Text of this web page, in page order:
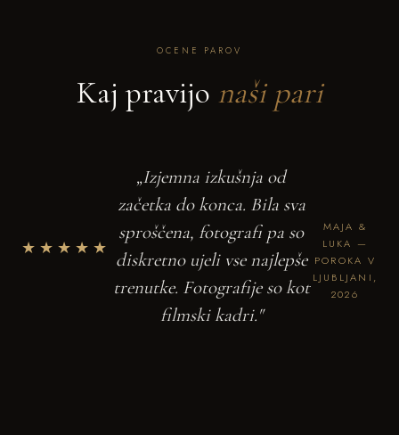
OCENE PAROV
Kaj pravijo naši pari
★★★★★
„Izjemna izkušnja od
začetka do konca. Bila sva
sproščena, fotografi pa so
diskretno ujeli vse najlepše
trenutke. Fotografije so kot
filmski kadri."
MAJA &
LUKA —
POROKA V
LJUBLJANI,
2026